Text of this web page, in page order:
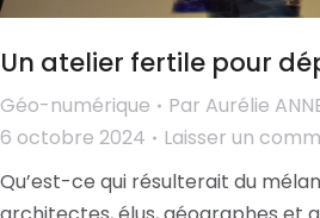
Un atelier fertile pour
Géo-numérique Par Aurélie
6 octobre 2024
Laisser un
Qu’est-ce qui résulterait du